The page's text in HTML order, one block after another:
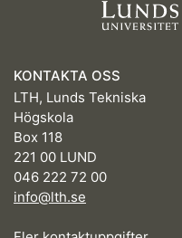
KONTAKTA OSS
LTH, Lunds Tekniska
Högskola
Box 118
221 00 LUND
046 222 72 00
info@lth.se